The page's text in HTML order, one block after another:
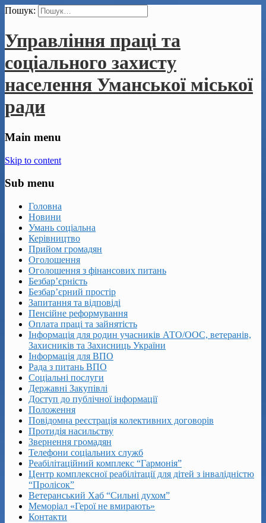
Пошук:
Управління праці та
соціального захисту
населення Уманської міської
ради
Main menu
Skip to content
Sub menu
Головна
Новини
Умань соціальна
Керівництво
Прийом громадян
Оголошення
Оголошення з фінансових питань
Безбар’єрність
Безбар’єрний простір
Запитання та відповіді
Пенсійне реформування
Оплата праці та зайнятість
Інформація для родин учасників АТО/ООС, ветеранів,
Захисників та Захисниць України
Інформація для ВПО
Рада з питань ВПО
Соціальні послуги
Державні Закупівлі
Доступ до публічної інформації
Положення
Повідомна реєстрація колективних договорів
Протидія насильству
Звернення громадян
Телефони соціальних служб
Реабілітаційний комплекс “Гармонія”
Центр комплексної реабілітації для дітей з інвалідністю
“Пролісок”
Ветеранський Хаб “Сильні духом”
Меморіал «Герої не вмирають»
Контакти